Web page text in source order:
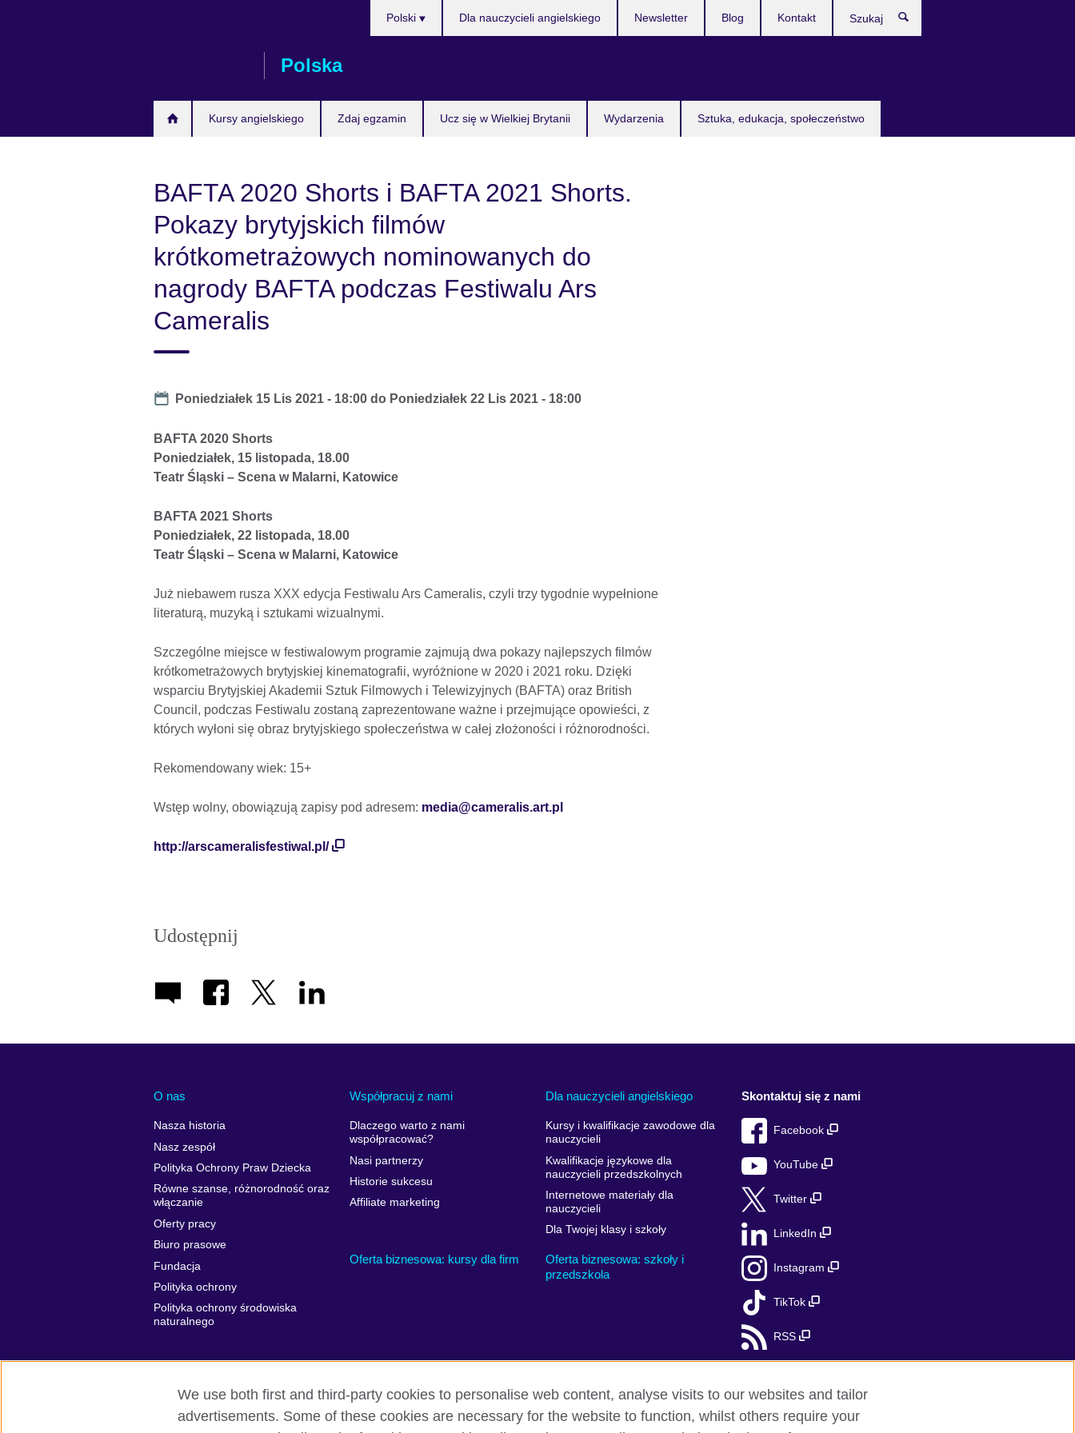
Polska
Kursy angielskiego Zdaj egzamin Ucz się w Wielkiej Brytanii Wydarzenia Sztuka, edukacja, społeczeństwo
Polski Dla nauczycieli angielskiego Newsletter Blog Kontakt
BAFTA 2020 Shorts i BAFTA 2021 Shorts.
Pokazy brytyjskich filmów
krótkometrażowych nominowanych do
nagrody BAFTA podczas Festiwalu Ars
Cameralis
Date
Poniedziałek 15 Lis 2021 - 18:00 do Poniedziałek 22 Lis 2021 - 18:00
BAFTA 2020 Shorts
Poniedziałek, 15 listopada, 18.00
Teatr Śląski – Scena w Malarni, Katowice
BAFTA 2021 Shorts
Poniedziałek, 22 listopada, 18.00
Teatr Śląski – Scena w Malarni, Katowice
Już niebawem rusza XXX edycja Festiwalu Ars Cameralis, czyli trzy tygodnie wypełnione
literaturą, muzyką i sztukami wizualnymi.
Szczególne miejsce w festiwalowym programie zajmują dwa pokazy najlepszych filmów
krótkometrażowych brytyjskiej kinematografii, wyróżnione w 2020 i 2021 roku. Dzięki
wsparciu Brytyjskiej Akademii Sztuk Filmowych i Telewizyjnych (BAFTA) oraz British
Council, podczas Festiwalu zostaną zaprezentowane ważne i przejmujące opowieści, z
których wyłoni się obraz brytyjskiego społeczeństwa w całej złożoności i różnorodności.
Rekomendowany wiek: 15+
Wstęp wolny, obowiązują zapisy pod adresem: media@cameralis.art.pl
http://arscameralisfestiwal.pl/
Udostępnij
O nas
Nasza historia
Nasz zespół
Polityka Ochrony Praw Dziecka
Równe szanse, różnorodność oraz
włączanie
Oferty pracy
Biuro prasowe
Fundacja
Polityka ochrony
Polityka ochrony środowiska
naturalnego
Współpracuj z nami
Dlaczego warto z nami
współpracować?
Nasi partnerzy
Historie sukcesu
Affiliate marketing
Dla nauczycieli angielskiego
Kursy i kwalifikacje zawodowe dla
nauczycieli
Kwalifikacje językowe dla
nauczycieli przedszkolnych
Internetowe materiały dla
nauczycieli
Dla Twojej klasy i szkoły
Oferta biznesowa: kursy dla firm
Oferta biznesowa: szkoły i
przedszkola
Skontaktuj się z nami
Facebook
YouTube
Twitter
LinkedIn
Instagram
TikTok
RSS
British Council globalnie Prywatność i warunki użytkowania Ciasteczka Mapa strony
We use both first and third-party cookies to personalise web content, analyse visits to our websites and tailor
advertisements. Some of these cookies are necessary for the website to function, whilst others require your